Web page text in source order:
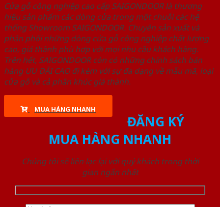
Cửa gỗ công nghiệp cao cấp SAIGONDOOR là thương
hiệu sản phẩm các dòng cửa trong một chuỗi các hệ
thống Showroom SAIGONDOOR. Chuyên sản xuất và
phân phối những dòng cửa gỗ công nghiệp chất lượng
cao, giá thành phù hợp với mọi nhu cầu khách hàng.
Trên hết, SAIGONDOOR còn có những chính sách bán
hàng ƯU ĐÃI CAO đi kèm với sự đa dạng về mẫu mã, loại
cửa gỗ và cả phân khúc giá thành.
MUA HÀNG NHANH
ĐĂNG KÝ
MUA HÀNG NHANH
Chúng tôi sẽ liên lạc lại với quý khách trong thời
gian ngắn nhất